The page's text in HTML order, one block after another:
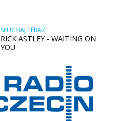
SŁUCHAJ TERAZ
RICK ASTLEY - WAITING ON
YOU